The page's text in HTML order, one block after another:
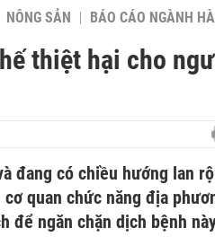
NÔNG SẢN BÁO CÁO NGÀNH
thiệt hại cho
đang có chiều hướng lan
quan chức năng địa
để ngăn chặn dịch bệnh